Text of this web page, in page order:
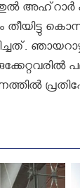
അഹ്‌റാര്‍
തീയിട്ടു